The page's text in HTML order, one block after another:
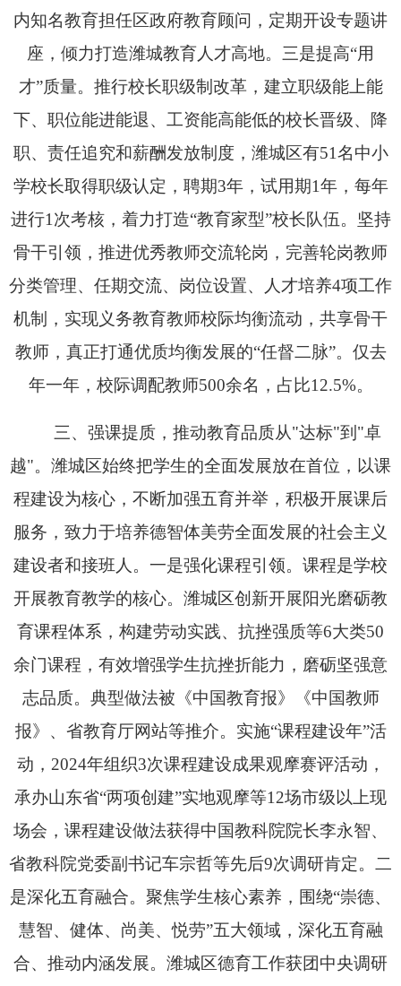
内知名教育担任区政府教育顾问，定期开设专题讲
座，倾力打造潍城教育人才高地。 三是提高“用
才”质量。推行校长职级制改革，建立职级能上能
下、职位能进能退、工资能高能低的校长晋级、降
职、责任追究和薪酬发放制度，潍城区有51名中小
学校长取得职级认定，聘期3年，试用期1年，每年
进行1次考核，着力打造“教育家型”校长队伍。坚持
骨干引领，推进优秀教师交流轮岗，完善轮岗教师
分类管理、任期交流、岗位设置、人才培养4项工作
机制，实现义务教育教师校际均衡流动，共享骨干
教师，真正打通优质均衡发展的“任督二脉”。仅去
年一年，校际调配教师500余名，占比12.5%。
三、强课提质，推动教育品质从"达标"到"卓
越"。 潍城区始终把学生的全面发展放在首位，以课
程建设为核心，不断加强五育并举，积极开展课后
服务，致力于培养德智体美劳全面发展的社会主义
建设者和接班人。一是强化课程引领。课程是学校
开展教育教学的核心。潍城区创新开展阳光磨砺教
育课程体系，构建劳动实践、抗挫强质等6大类50
余门课程，有效增强学生抗挫折能力，磨砺坚强意
志品质。典型做法被《中国教育报》《中国教师
报》、省教育厅网站等推介。实施“课程建设年”活
动，2024年组织3次课程建设成果观摩赛评活动，
承办山东省“两项创建”实地观摩等12场市级以上现
场会，课程建设做法获得中国教科院院长李永智、
省教科院党委副书记车宗哲等先后9次调研肯定。 二
是深化五育融合。聚焦学生核心素养，围绕“崇德、
慧智、健体、尚美、悦劳”五大领域，深化五育融
合、推动内涵发展。潍城区德育工作获团中央调研